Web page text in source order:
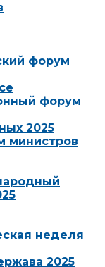
форум
форум
2025
министров
неделя
2025